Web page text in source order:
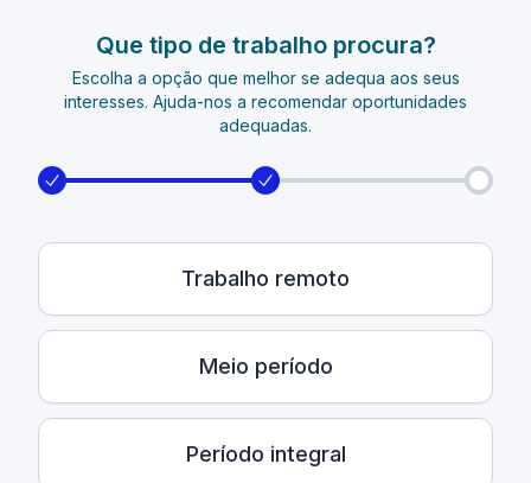
Que tipo de trabalho procura?
Escolha a opção que melhor se adequa aos seus
interesses. Ajuda-nos a recomendar oportunidades
adequadas.
Trabalho remoto
Meio período
Período integral